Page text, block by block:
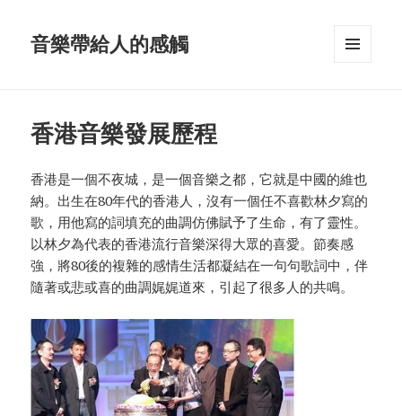
音樂帶給人的感觸
香港音樂發展歷程
香港是一個不夜城，是一個音樂之都，它就是中國的維也
納。出生在80年代的香港人，沒有一個任不喜歡林夕寫的
歌，用他寫的詞填充的曲調仿佛賦予了生命，有了靈性。
以林夕為代表的香港流行音樂深得大眾的喜愛。節奏感
強，將80後的複雜的感情生活都凝結在一句句歌詞中，伴
隨著或悲或喜的曲調娓娓道來，引起了很多人的共鳴。